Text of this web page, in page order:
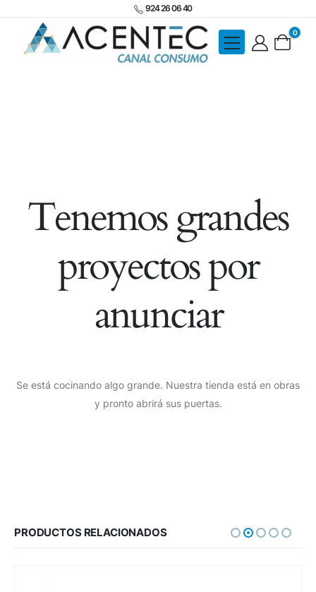
924 26 06 40
0
Tenemos grandes
proyectos por
anunciar
Se está cocinando algo grande. Nuestra tienda está en obras
y pronto abrirá sus puertas.
PRODUCTOS RELACIONADOS